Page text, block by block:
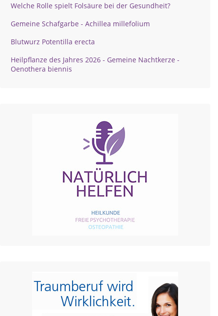
Welche Rolle spielt Folsäure bei der Gesundheit?
Gemeine Schafgarbe - Achillea millefolium
Blutwurz Potentilla erecta
Heilpflanze des Jahres 2026 - Gemeine Nachtkerze -
Oenothera biennis